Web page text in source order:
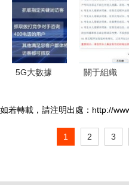
升級，重慶
計算機軟硬
件研發提質
增能
5G大數據
運營商精準
的機遇與實
關于組織
23日全國計
算機等級考
試
報名的通知
如若轉載，請注明出處：http://
1 2 3